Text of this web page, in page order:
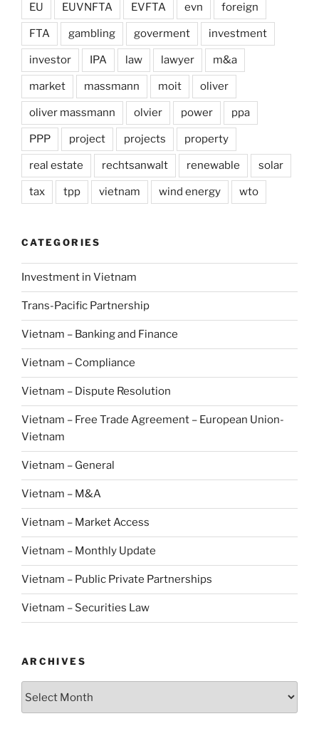
EU EUVNFTA EVFTA evn foreign
FTA gambling goverment investment
investor IPA law lawyer m&a
market massmann moit oliver
oliver massmann olvier power ppa
PPP project projects property
real estate rechtsanwalt renewable solar
tax tpp vietnam wind energy wto
CATEGORIES
Investment in Vietnam
Trans-Pacific Partnership
Vietnam – Banking and Finance
Vietnam – Compliance
Vietnam – Dispute Resolution
Vietnam – Free Trade Agreement – European Union-
Vietnam
Vietnam – General
Vietnam – M&A
Vietnam – Market Access
Vietnam – Monthly Update
Vietnam – Public Private Partnerships
Vietnam – Securities Law
ARCHIVES